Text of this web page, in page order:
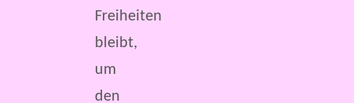
Freiheiten
bleibt,
um
den